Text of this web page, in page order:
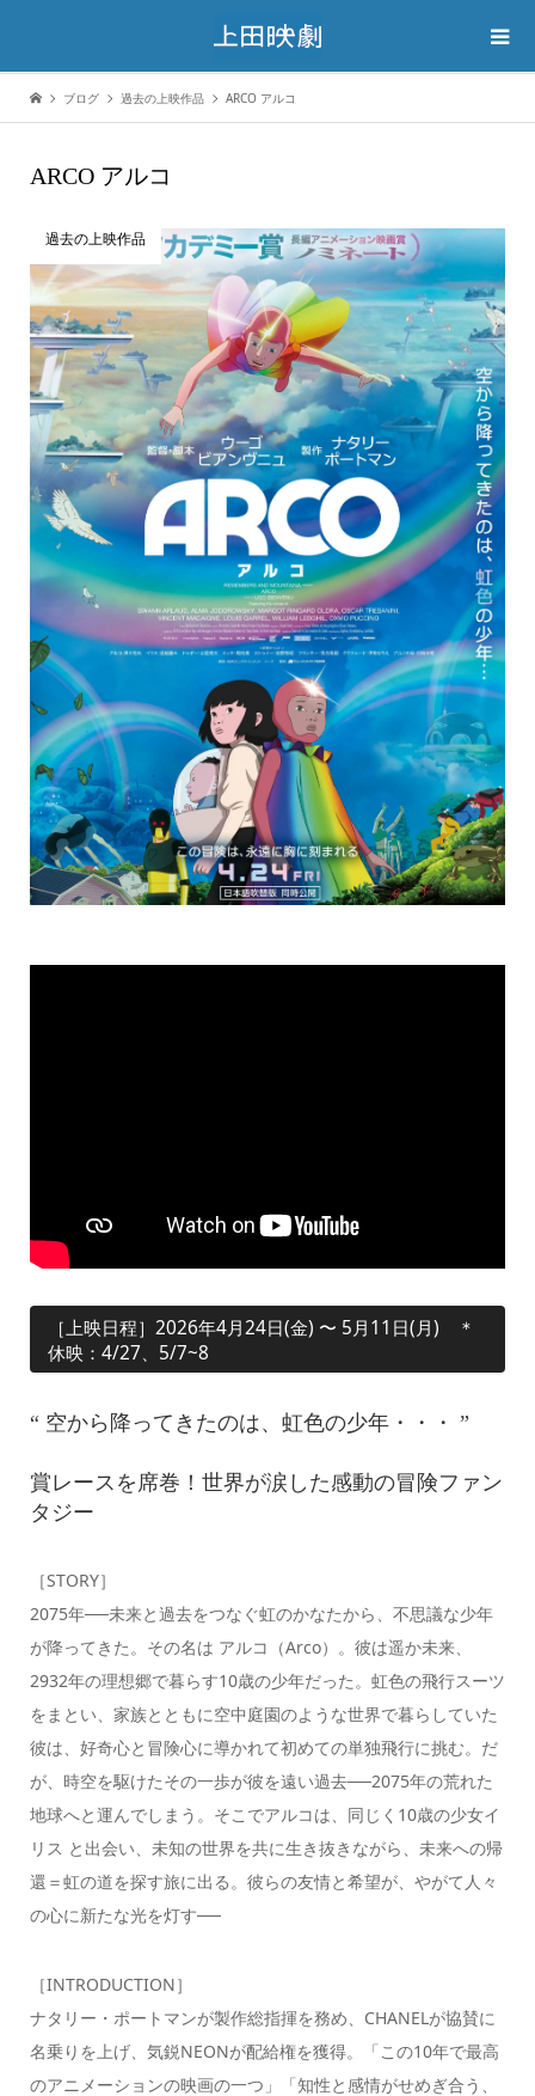
ブログ 過去の上映作品 ARCO アルコ
ARCO アルコ
過去の上映作品
［上映日程］2026年4月24日(金) 〜 5月11日(月) ＊
休映：4/27、5/7~8
“ 空から降ってきたのは、虹色の少年・・・ ”
賞レースを席巻！世界が涙した感動の冒険ファン
タジー
［STORY］
2075年──未来と過去をつなぐ虹のかなたから、不思議な少年
が降ってきた。その名は アルコ（Arco）。彼は遥か未来、
2932年の理想郷で暮らす10歳の少年だった。虹色の飛行スーツ
をまとい、家族とともに空中庭園のような世界で暮らしていた
彼は、好奇心と冒険心に導かれて初めての単独飛行に挑む。だ
が、時空を駆けたその一歩が彼を遠い過去──2075年の荒れた
地球へと運んでしまう。そこでアルコは、同じく10歳の少女イ
リス と出会い、未知の世界を共に生き抜きながら、未来への帰
還＝虹の道を探す旅に出る。彼らの友情と希望が、やがて人々
の心に新たな光を灯す──
［INTRODUCTION］
ナタリー・ポートマンが製作総指揮を務め、CHANELが協賛に
名乗りを上げ、気鋭NEONが配給権を獲得。「この10年で最高
のアニメーションの映画の一つ」「知性と感情がせめぎ合う、